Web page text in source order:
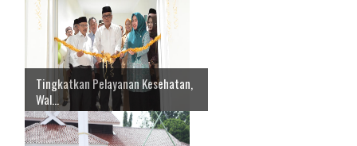
Tingkatkan Pelayanan Kesehatan,
Wal...